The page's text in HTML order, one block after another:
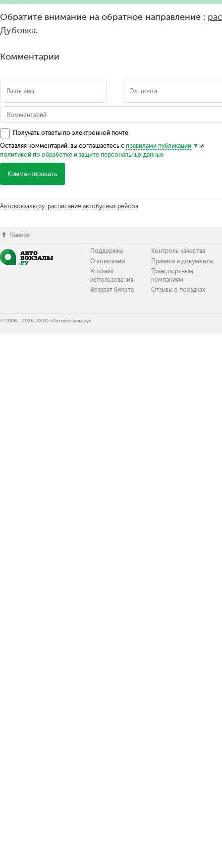
Обратите внимание на обратное направление :
Дубовка.
Комментарии
Получать ответы по электронной почте
Оставляя комментарий, вы соглашаетесь с правилами публикации
и
политикой по обработке и защите персональных данных
Комментировать
Автовокзалы.ру: расписание автобусных рейсов
Наверх
Поддержка
О компании
Условия
использования
Возврат билета
Контроль качества
Правила и документы
Транспортным
компаниям
Отзывы о поездках
© 2008—2026, ООО «Автовокзалы.ру»